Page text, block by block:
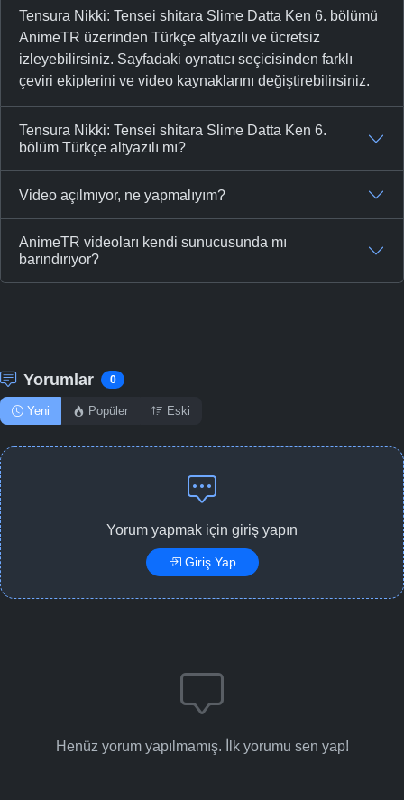
Tensura Nikki: Tensei shitara Slime Datta Ken 6. bölümü
AnimeTR üzerinden Türkçe altyazılı ve ücretsiz
izleyebilirsiniz. Sayfadaki oynatıcı seçicisinden farklı
çeviri ekiplerini ve video kaynaklarını değiştirebilirsiniz.
Tensura Nikki: Tensei shitara Slime Datta Ken 6.
bölüm Türkçe altyazılı mı?
Video açılmıyor, ne yapmalıyım?
AnimeTR videoları kendi sunucusunda mı
barındırıyor?
Yorumlar 0
Yeni Popüler Eski
Yorum yapmak için giriş yapın
Giriş Yap
Henüz yorum yapılmamış. İlk yorumu sen yap!